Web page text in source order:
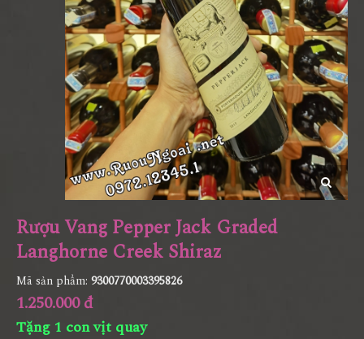
Rượu Vang Pepper Jack Graded
Langhorne Creek Shiraz
Mã sản phẩm: 9300770003395826
1.250.000 đ
Tặng 1 con vịt quay